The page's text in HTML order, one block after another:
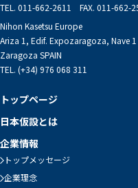
TEL. 011-662-2611 FAX. 011-662-
Nihon Kasetsu Europe
Ariza 1, Edif. Expozaragoza, Nave
Zaragoza SPAIN
TEL. (+34) 976 068 311
トップページ
日本仮設とは
企業情報
トップメッセージ
企業理念